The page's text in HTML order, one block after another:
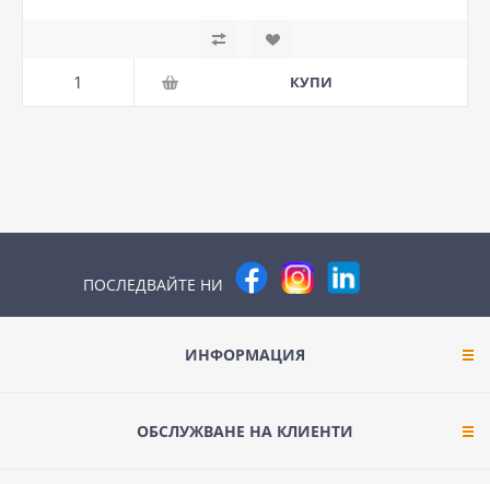
ПОСЛЕДВАЙТЕ НИ
ИНФОРМАЦИЯ
ОБСЛУЖВАНЕ НА КЛИЕНТИ